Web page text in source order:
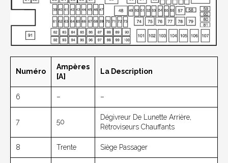
Numéro
Ampères
[A]
La Description
6 – –
7 50
Dégivreur De Lunette Arrière,
Rétroviseurs Chauffants
8 Trente Siège Passager